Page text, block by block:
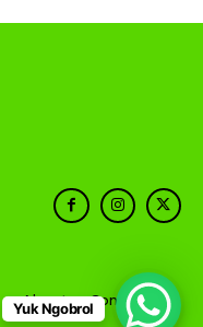
About Contact
Yuk Ngobrol